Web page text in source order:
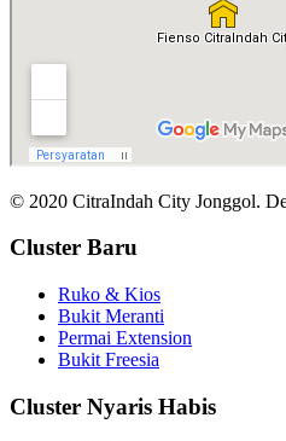
© 2020 CitraIndah City Jonggol.
Cluster Baru
Ruko & Kios
Bukit Meranti
Permai Extension
Bukit Freesia
Cluster Nyaris Habis